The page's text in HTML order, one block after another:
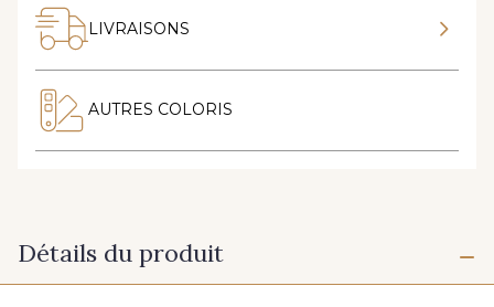
LIVRAISONS
AUTRES COLORIS
Détails du produit